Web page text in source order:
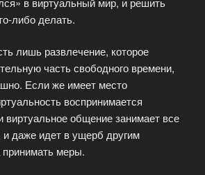
либо делать.
лишь развлечение, которое
часть свободного времени,
Если же имеет место
воспринимается
виртуальное общение занимает все
даже идет в ущерб другим
принимать меры.